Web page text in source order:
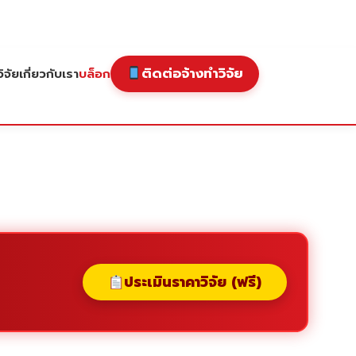
จัยเกี่ยวกับเราบล็อก ติดต่อจ้างทำวิจัย
ประเมินราคาวิจัย (ฟรี)